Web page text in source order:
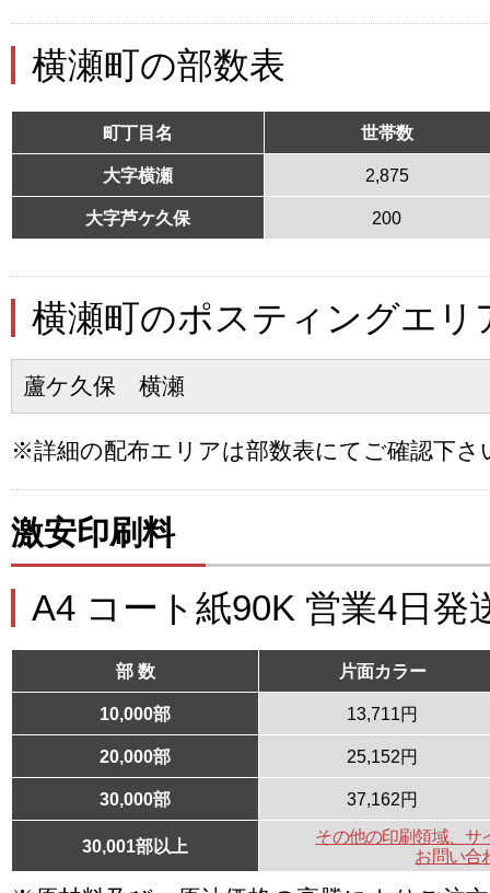
横瀬町の部数表
町丁目名 世帯数
大字横瀬 2,875
大字芦ケ久保 200
横瀬町のポスティングエリ
蘆ケ久保 横瀬
※詳細の配布エリアは部数表にてご確認下さ
激安印刷料
A4 コート紙90K 営業4日発
部 数 片面カラー
10,000部 13,711円
20,000部 25,152円
30,000部 37,162円
30,001部以上
その他の印刷領域、サ
お問い合